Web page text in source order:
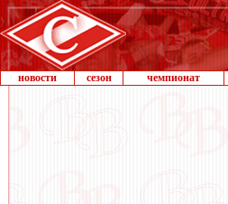
новости сезон чемпионат